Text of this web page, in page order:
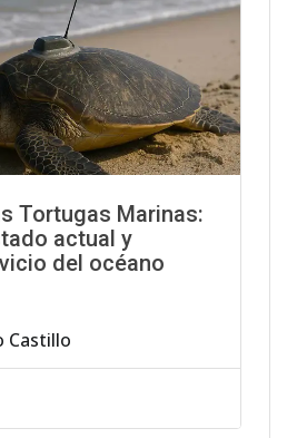
Tortugas Marinas:
actual y
del océano
Castillo